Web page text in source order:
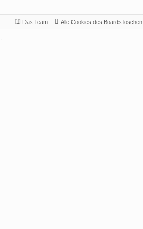
Alle Cookies des Boards löschen
Das Team